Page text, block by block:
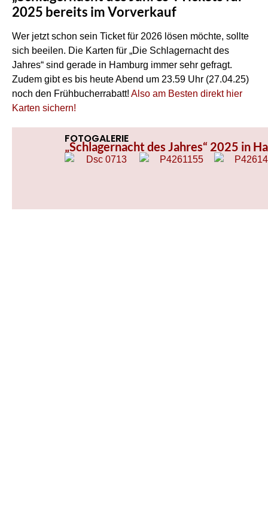
2025 bereits im Vorverkauf
Wer jetzt schon sein Ticket für 2026 lösen möchte, sollte
sich beeilen. Die Karten für „Die Schlagernacht des
Jahres“ sind gerade in Hamburg immer sehr gefragt.
Zudem gibt es bis heute Abend um 23.59 Uhr (27.04.25)
noch den Frühbucherrabatt! Also am Besten direkt hier
Karten sichern!
FOTOGALERIE
„Schlagernacht des Jahres“ 2025 in